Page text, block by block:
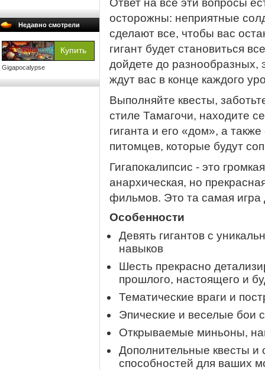
Недавно смотрели
Gigapocalypse
Ответ на все эти вопросы
осторожны: неприятные
сделают все, чтобы вас
гигант будет становиться
дойдете до разнообразных,
ждут вас в конце каждого
Выполняйте квесты,
стиле Тамагочи, находите
гиганта и его «дом», а
питомцев, которые будут
Гигапокалипсис - это
анархическая, но
фильмов. Это та самая игра
Особенности
Девять гигантов с
навыков
Шесть прекрасно
прошлого, настоящего и
Тематические враги и
Эпические и веселые бои
Открываемые миньоны,
Дополнительные квесты и
способностей для ваших